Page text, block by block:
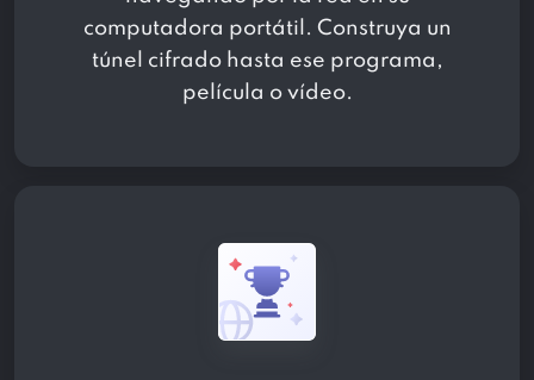
computadora portátil. Construya un
túnel cifrado hasta ese programa,
película o vídeo.